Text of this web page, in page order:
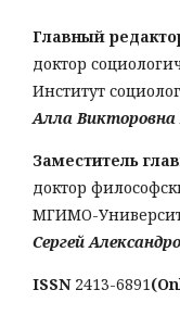
Главный
доктор
Институт
Алла Викторовна
Заместитель
доктор
МГИМО-
Сергей
ISSN 2413-6891